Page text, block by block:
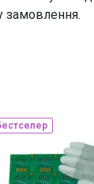
замовлення.